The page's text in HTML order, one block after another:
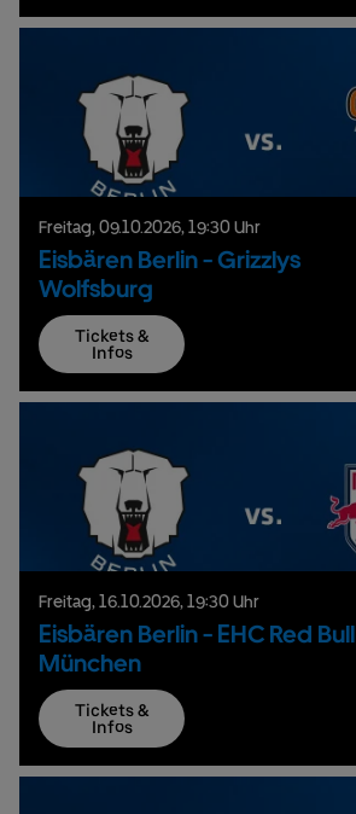
Freitag, 09.10.2026, 19:30 Uhr
Eisbären Berlin - Grizzlys
Wolfsburg
Tickets &
Infos
Freitag, 16.10.2026, 19:30 Uhr
Eisbären Berlin - EHC Red Bull
München
Tickets &
Infos